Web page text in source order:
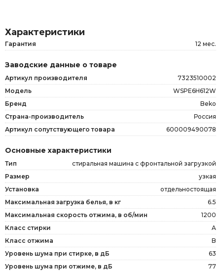
Характеристики
Гарантия 12 мес.
Заводские данные о товаре
Артикул производителя
7323510002
Модель
WSPE6H612W
Бренд
Beko
Страна-производитель
Россия
Артикул сопутствующего товара
600009490078
Основные характеристики
Тип
стиральная машина с фронтальной загрузкой
Размер
узкая
Установка
отдельностоящая
Максимальная загрузка белья, в кг
6.5
Максимальная скорость отжима, в об/мин
1200
Класс стирки
A
Класс отжима
B
Уровень шума при стирке, в дБ
63
Уровень шума при отжиме, в дБ
77